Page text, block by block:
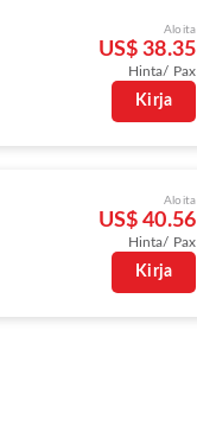
Aloita
US$ 38.35
Hinta/ Pax
Kirja
Aloita
US$ 40.56
Hinta/ Pax
Kirja